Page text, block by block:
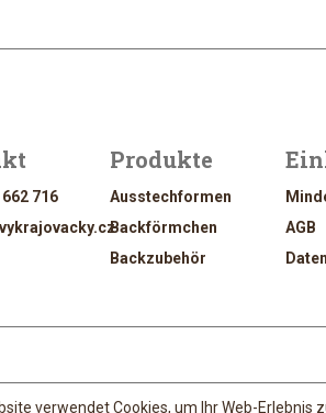
716
Produkte
Ausstechformen
Backförmchen
Backzubehör
AGB
Design & Management Jan Vítek;
verwendet Cookies, um Ihr Web-Erlebnis